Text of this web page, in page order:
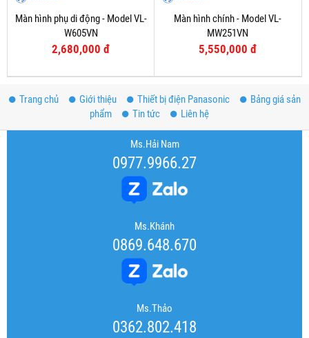
Màn hình phụ di động - Model VL-
W605VN
2,680,000 đ
Màn hình chính - Model VL-
MW251VN
5,550,000 đ
Trang chủ Giới thiệu Thiết bị điện Panasonic
Bảng giá sản
phẩm
Tin tức Liên hệ
Ms.Hải Nam
0977.9966.27
Ms.Khánh
0869.648.670
Ms.Thảo
0362.802.418